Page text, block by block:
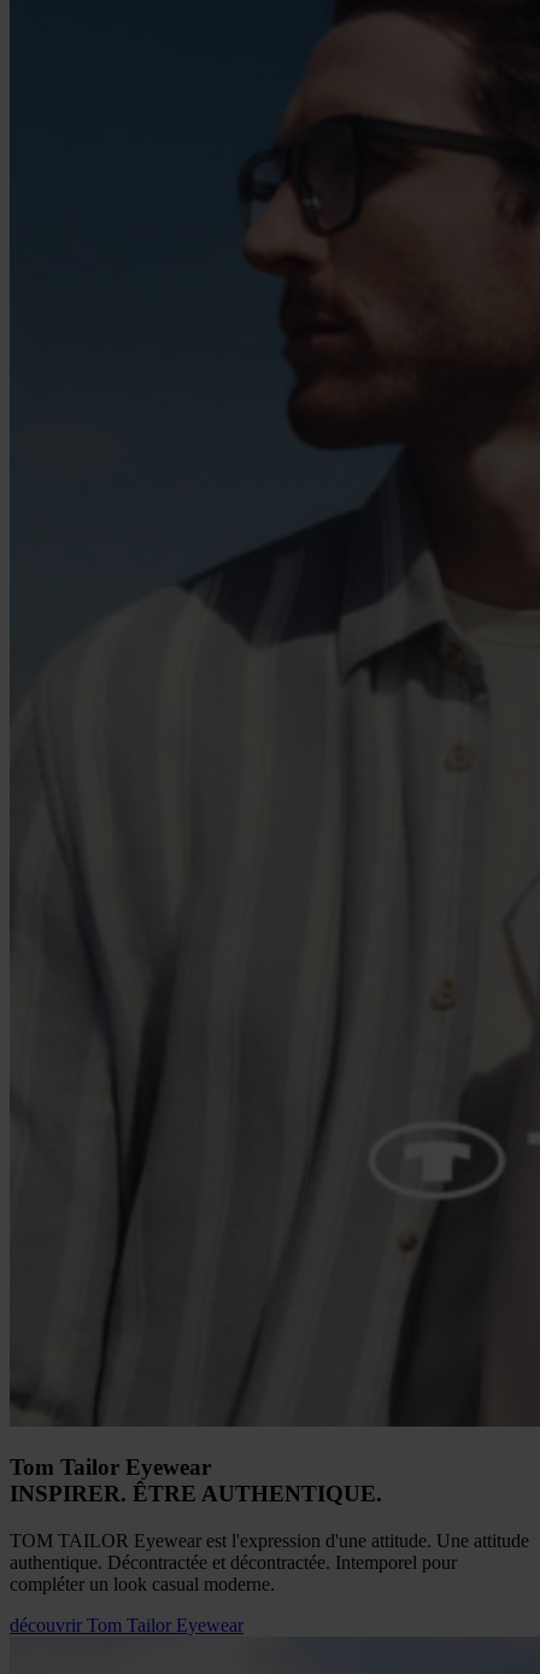
Tom Tailor Eyewear
INSPIRER. ÊTRE AUTHENTIQUE.
TOM TAILOR Eyewear est l'expression d'une attitude. Une attitude
authentique. Décontractée et décontractée. Intemporel pour
compléter un look casual moderne.
découvrir Tom Tailor Eyewear